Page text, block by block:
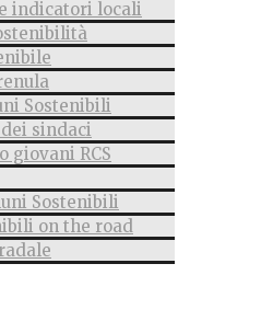
indicatori locali
Sostenibili
sindaci
giovani RCS
Sostenibili
on the road